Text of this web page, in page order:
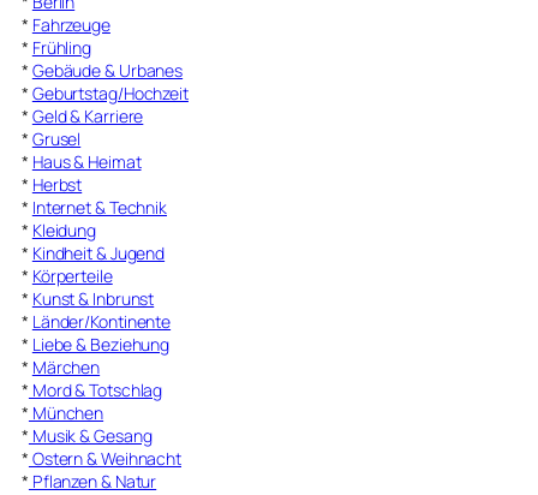
* Fahrzeuge
* Frühling
* Gebäude & Urbanes
* Geburtstag/Hochzeit
* Geld & Karriere
* Grusel
* Haus & Heimat
* Herbst
* Internet & Technik
* Kleidung
* Kindheit & Jugend
* Körperteile
* Kunst & Inbrunst
* Länder/Kontinente
* Liebe & Beziehung
* Märchen
* Mord & Totschlag
* München
* Musik & Gesang
* Ostern & Weihnacht
* Pflanzen & Natur